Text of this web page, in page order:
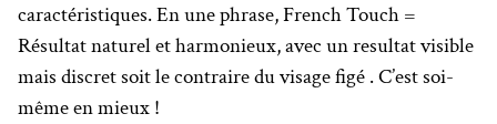
caractéristiques. En une phrase, French Touch =
Résultat naturel et harmonieux, avec un resultat visible
mais discret soit le contraire du visage figé . C’est soi-
même en mieux !